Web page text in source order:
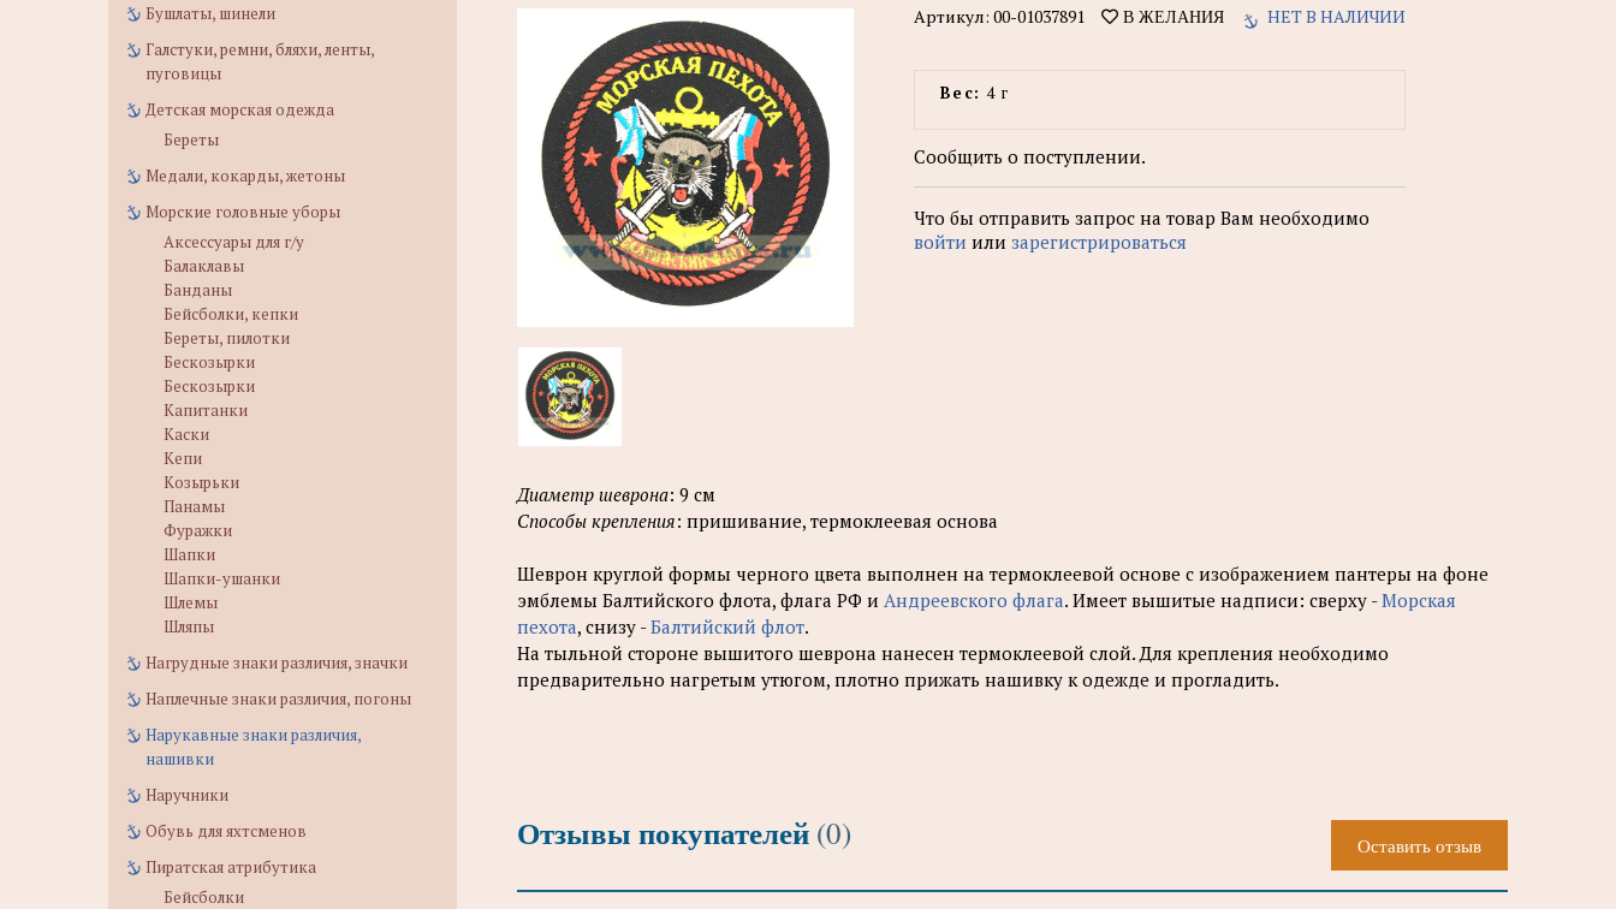
Бушлаты, шинели
Галстуки, ремни, бляхи, ленты,
пуговицы
Детская морская одежда
Береты
Медали, кокарды, жетоны
Морские головные уборы
Аксессуары для г/у
Балаклавы
Банданы
Бейсболки, кепки
Береты, пилотки
Бескозырки
Бескозырки
Капитанки
Каски
Кепи
Козырьки
Панамы
Фуражки
Шапки
Шапки-ушанки
Шлемы
Шляпы
Нагрудные знаки различия, значки
Наплечные знаки различия, погоны
Нарукавные знаки различия,
нашивки
Наручники
Обувь для яхтсменов
Пиратская атрибутика
Бейсболки
Артикул: 00-01037891 В ЖЕЛАНИЯ НЕТ В НАЛИЧИИ
Вес: 4 г
Сообщить о поступлении.
Что бы отправить запрос на товар Вам необходимо
войти или зарегистрироваться
Диаметр шеврона: 9 см
Способы крепления: пришивание, термоклеевая основа
Шеврон круглой формы черного цвета выполнен на термоклеевой основе с изображением пантеры на фоне
эмблемы Балтийского флота, флага РФ и Андреевского флага. Имеет вышитые надписи: сверху -Морская
пехота, снизу -Балтийский флот.
На тыльной стороне вышитого шеврона нанесен термоклеевой слой. Для крепления необходимо
предварительно нагретым утюгом, плотно прижать нашивку к одежде и прогладить.
Отзывы покупателей (0) Оставить отзыв